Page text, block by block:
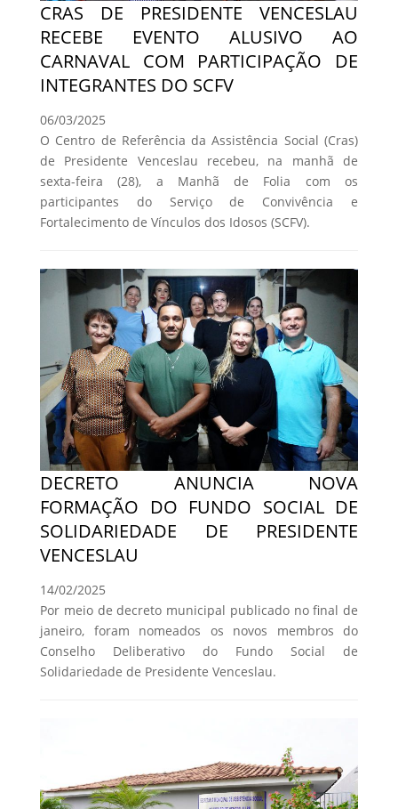
CRAS DE PRESIDENTE VENCESLAU
RECEBE EVENTO ALUSIVO AO
CARNAVAL COM PARTICIPAÇÃO DE
INTEGRANTES DO SCFV
06/03/2025
O Centro de Referência da Assistência Social (Cras)
de Presidente Venceslau recebeu, na manhã de
sexta-feira (28), a Manhã de Folia com os
participantes do Serviço de Convivência e
Fortalecimento de Vínculos dos Idosos (SCFV).
DECRETO ANUNCIA NOVA
FORMAÇÃO DO FUNDO SOCIAL DE
SOLIDARIEDADE DE PRESIDENTE
VENCESLAU
14/02/2025
Por meio de decreto municipal publicado no final de
janeiro, foram nomeados os novos membros do
Conselho Deliberativo do Fundo Social de
Solidariedade de Presidente Venceslau.